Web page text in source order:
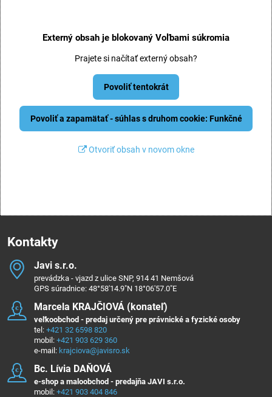
Externý obsah je blokovaný Voľbami súkromia
Prajete si načítať externý obsah?
Povoliť tentokrát
Povoliť a zapamätať - súhlas s druhom cookie: Funkčné
Otvoriť obsah v novom okne
Kontakty
Javi s​.r​.o​.
prevádzka - vjazd z ulice SNP, 914 41 Nemšová
GPS súradnice: 48°58'14.9"N 18°06'57.0"E
Marcela KRAJČIOVÁ (konateľ)
veľkoobchod - predaj určený pre právnické a fyzické osoby
tel: +421 32 6598 820
mobil: +421 903 629 360
e-mail: krajciova@javisro.sk
Bc​. Lívia DAŇOVÁ
e-shop a maloobchod - predajňa JAVI s.r.o.
mobil: +421 903 404 846